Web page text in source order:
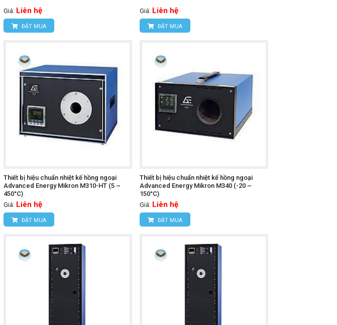
Giá: Liên hệ
ĐẶT MUA
Giá: Liên hệ
ĐẶT MUA
Thiết bị hiệu chuẩn nhiệt kế hồng ngoại
Advanced Energy Mikron M310-HT (5 ~
450°C)
Giá: Liên hệ
ĐẶT MUA
Thiết bị hiệu chuẩn nhiệt kế hồng ngoại
Advanced Energy Mikron M340 (-20 ~
150°C)
Giá: Liên hệ
ĐẶT MUA